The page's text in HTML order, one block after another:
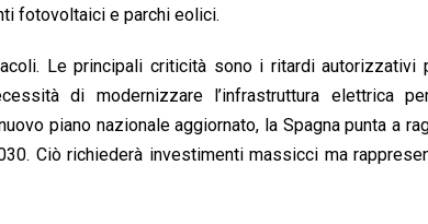
fotovoltaici e parchi eolici.
Le principali criticità sono i ritardi autorizzativi
di modernizzare l’infrastruttura elettrica
piano nazionale aggiornato, la Spagna punta a
Ciò richiederà investimenti massicci ma